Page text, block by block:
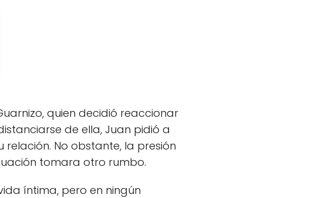
quien decidió reaccionar
de ella, Juan pidió a
No obstante, la presión
tomara otro rumbo.
íntima, pero en ningún